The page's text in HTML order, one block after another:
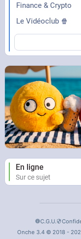
Finance & Crypto
Le Vidéoclub 🍿
En ligne
Sur ce sujet
C.G.U.
Onche 3.4 © 2018 -